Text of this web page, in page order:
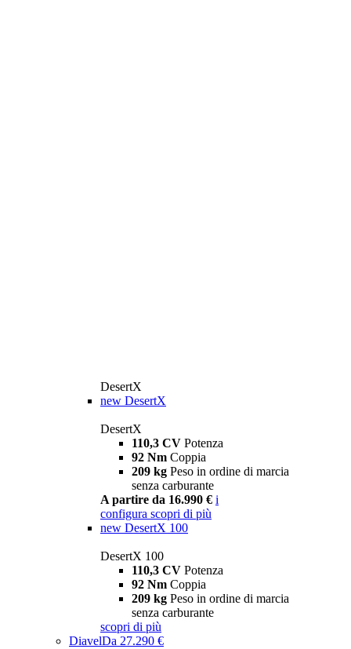
DesertX
new DesertX
DesertX
110,3 CV Potenza
92 Nm Coppia
209 kg Peso in ordine di marcia
senza carburante
A partire da 16.990 € i
configura scopri di più
new DesertX 100
DesertX 100
110,3 CV Potenza
92 Nm Coppia
209 kg Peso in ordine di marcia
senza carburante
scopri di più
DiavelDa 27.290 €